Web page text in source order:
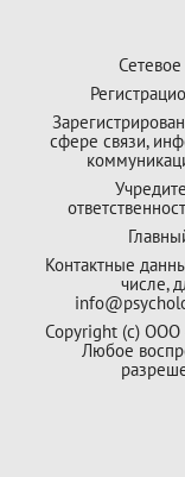
сфере связи,
Контактные
числе,
Copyright (с) ООО
Любое